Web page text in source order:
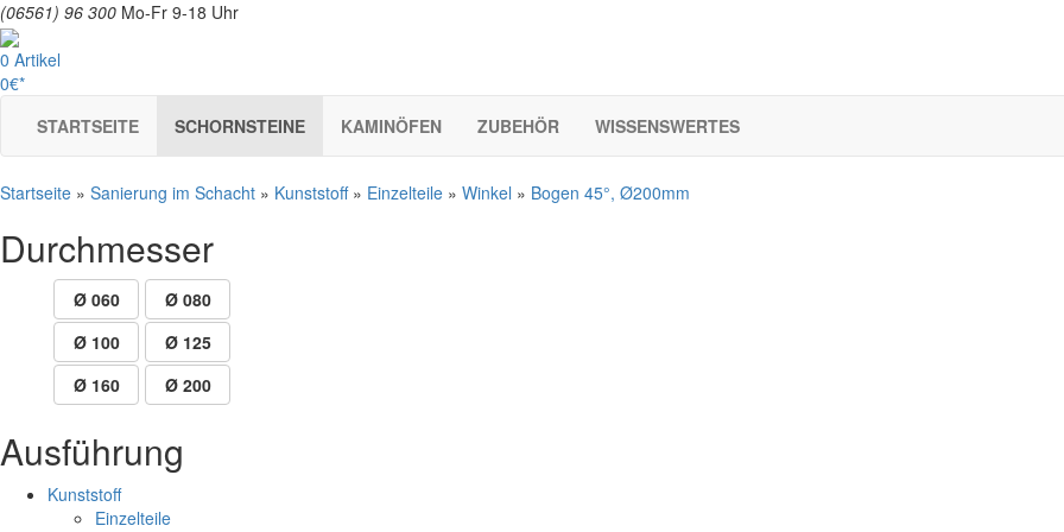
(06561) 96 300 Mo-Fr 9-18 Uhr
0 Artikel
0€*
STARTSEITE
SCHORNSTEINE KAMINÖFEN ZUBEHÖR WISSENSWERTES
Startseite » Sanierung im Schacht » Kunststoff» Einzelteile » Winkel » Bogen 45°, Ø200mm
Durchmesser
Ø 060
Ø 080
Ø 100
Ø 125
Ø 160
Ø 200
Ausführung
Kunststoff
Einzelteile